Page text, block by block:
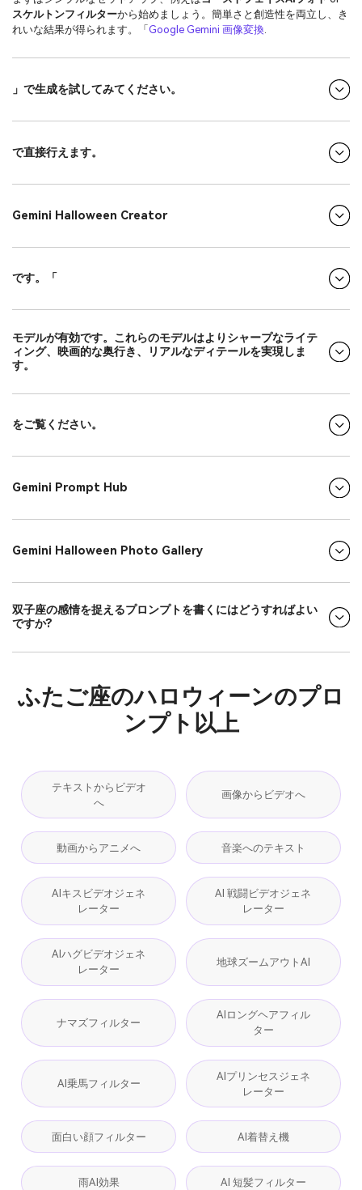
スケルトンフィルターから始めましょう。簡単さと創造性を両立し、き
れいな結果が得られます。「Google Gemini 画像変換
」で生成を試してみてください。
で直接行えます。
Gemini Halloween Creator
です。「
モデルが有効です。これらのモデルはよりシャープなライテ
ィング、映画的な奥行き、リアルなディテールを実現しま
す。
をご覧ください。
Gemini Prompt Hub
Gemini Halloween Photo Gallery
双子座の感情を捉えるプロンプトを書くにはどうすればよい
ですか?
ふたご座のハロウィーンのプロ
ンプト以上
テキストからビデオ
へ
画像からビデオへ
動画からアニメへ 音楽へのテキスト
AIキスビデオジェネ
レーター
AI 戦闘ビデオジェネ
レーター
AIハグビデオジェネ
レーター
地球ズームアウトAI
ナマズフィルター
AIロングヘアフィル
ター
AI乗馬フィルター
AIプリンセスジェネ
レーター
面白い顔フィルター AI着替え機
雨AI効果 AI 短髪フィルター